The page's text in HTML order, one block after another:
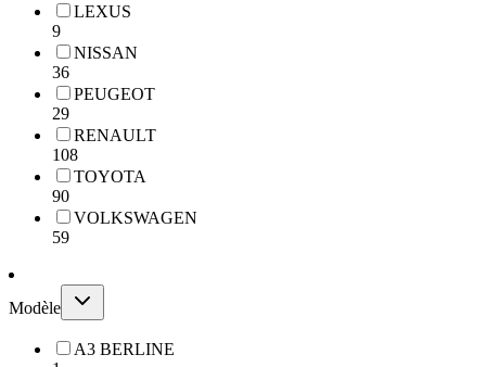
LEXUS
9
NISSAN
36
PEUGEOT
29
RENAULT
108
TOYOTA
90
VOLKSWAGEN
59
Modèle
A3 BERLINE